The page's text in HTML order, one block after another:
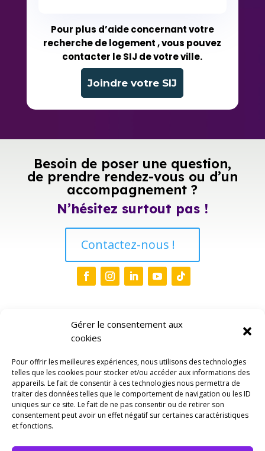
Gérer le consentement aux
cookies
Pour offrir les meilleures expériences, nous utilisons des technologies
telles que les cookies pour stocker et/ou accéder aux informations des
appareils. Le fait de consentir à ces technologies nous permettra de
traiter des données telles que le comportement de navigation ou les ID
uniques sur ce site. Le fait de ne pas consentir ou de retirer son
consentement peut avoir un effet négatif sur certaines caractéristiques
et fonctions.
Pour plus d’aide concernant votre
recherche de logement , vous pouvez
contacter le SIJ de votre ville.
Joindre votre SIJ
Besoin de poser une question,
de prendre rendez-vous ou d’un
accompagnement ?
N’hésitez surtout pas !
Contactez-nous !
Liens
Qui sommes-nous ? 3
Evènements
Espace Pro